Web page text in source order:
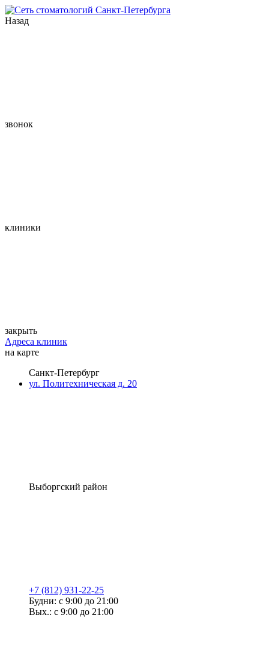
Назад
звонок
клиники
закрыть
Адреса клиник
на карте
Санкт-Петербург
ул. Политехническая д. 20
Выборгский район
+7 (812) 931-22-25
Будни: с 9:00 до 21:00
Вых.: с 9:00 до 21:00